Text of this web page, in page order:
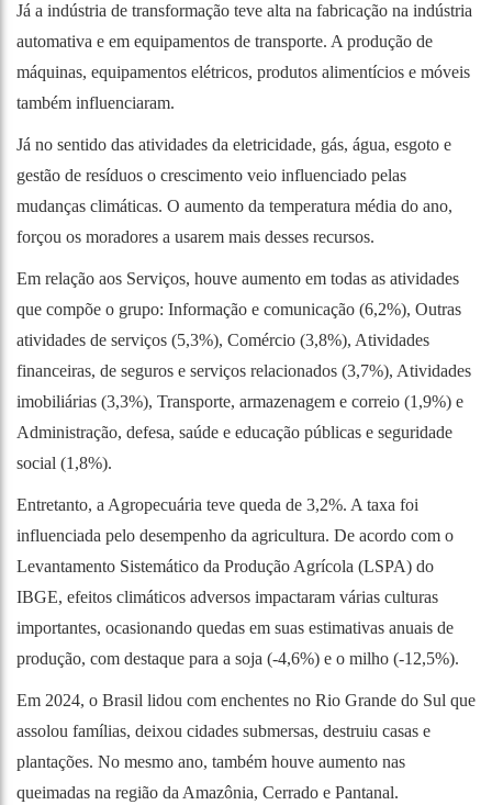
Já a indústria de transformação teve alta na fabricação na indústria
automativa e em equipamentos de transporte. A produção de
máquinas, equipamentos elétricos, produtos alimentícios e móveis
também influenciaram.
Já no sentido das atividades da eletricidade, gás, água, esgoto e
gestão de resíduos o crescimento veio influenciado pelas
mudanças climáticas. O aumento da temperatura média do ano,
forçou os moradores a usarem mais desses recursos.
Em relação aos Serviços, houve aumento em todas as atividades
que compõe o grupo: Informação e comunicação (6,2%), Outras
atividades de serviços (5,3%), Comércio (3,8%), Atividades
financeiras, de seguros e serviços relacionados (3,7%), Atividades
imobiliárias (3,3%), Transporte, armazenagem e correio (1,9%) e
Administração, defesa, saúde e educação públicas e seguridade
social (1,8%).
Entretanto, a Agropecuária teve queda de 3,2%. A taxa foi
influenciada pelo desempenho da agricultura. De acordo com o
Levantamento Sistemático da Produção Agrícola (LSPA) do
IBGE, efeitos climáticos adversos impactaram várias culturas
importantes, ocasionando quedas em suas estimativas anuais de
produção, com destaque para a soja (-4,6%) e o milho (-12,5%).
Em 2024, o Brasil lidou com enchentes no Rio Grande do Sul que
assolou famílias, deixou cidades submersas, destruiu casas e
plantações. No mesmo ano, também houve aumento nas
queimadas na região da Amazônia, Cerrado e Pantanal.